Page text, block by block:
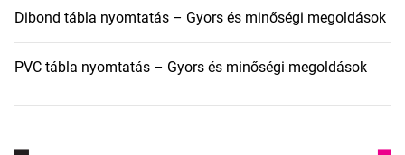
Dibond tábla nyomtatás – Gyors és minőségi megoldások
PVC tábla nyomtatás – Gyors és minőségi megoldások